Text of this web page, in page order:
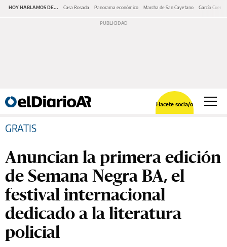
HOY HABLAMOS DE... Casa Rosada Panorama económico Marcha de San Cayetano García Cuerva
Hacete socia/o
GRATIS
Anuncian la primera edición
de Semana Negra BA, el
festival internacional
dedicado a la literatura
policial